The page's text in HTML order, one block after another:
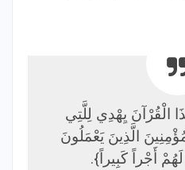
الْقُرْآنَ يِهْدِي لِلَّتِي
الَّذِينَ يَعْمَلُونَ
أَجْراً كَبِيراً}.